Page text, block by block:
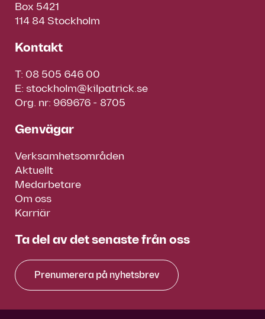
Box 5421
114 84 Stockholm
Kontakt
T: 08 505 646 00
E: stockholm@kilpatrick.se
Org. nr: 969676 - 8705
Genvägar
Verksamhetsområden
Aktuellt
Medarbetare
Om oss
Karriär
Ta del av det senaste från oss
Prenumerera på nyhetsbrev